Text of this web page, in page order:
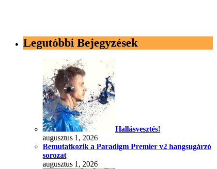
Legutóbbi Bejegyzések
Hallásvesztés!
augusztus 1, 2026
Bemutatkozik a Paradigm Premier v2 hangsugárzó
sorozat
augusztus 1, 2026